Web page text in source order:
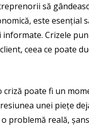
să
este esențial
informate. Crizele
ceea ce poate
criză poate fi un
unei piețe
problemă reală,